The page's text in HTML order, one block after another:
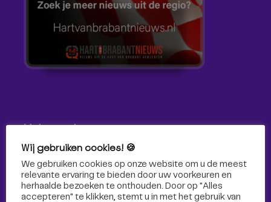
Volg ons!
Volg Omroep Tilburg niet alleen hier, maar ook via social
media!
Wij gebruiken cookies! 🍪
We gebruiken cookies op onze website om u de meest
relevante ervaring te bieden door uw voorkeuren en
herhaalde bezoeken te onthouden. Door op "Alles
accepteren" te klikken, stemt u in met het gebruik van